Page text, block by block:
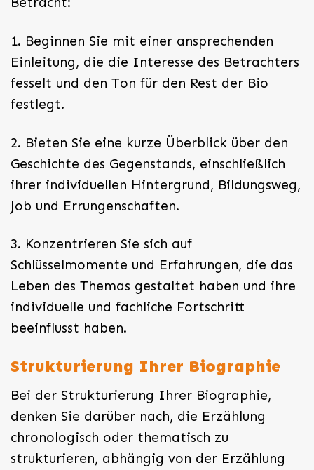
1. Beginnen Sie mit einer ansprechenden
Einleitung, die die Interesse des Betrachters
fesselt und den Ton für den Rest der Bio
festlegt.
2. Bieten Sie eine kurze Überblick über den
Geschichte des Gegenstands, einschließlich
ihrer individuellen Hintergrund, Bildungsweg,
Job und Errungenschaften.
3. Konzentrieren Sie sich auf
Schlüsselmomente und Erfahrungen, die das
Leben des Themas gestaltet haben und ihre
individuelle und fachliche Fortschritt
beeinflusst haben.
Strukturierung Ihrer Biographie
Bei der Strukturierung Ihrer Biographie,
denken Sie darüber nach, die Erzählung
chronologisch oder thematisch zu
strukturieren, abhängig von der Erzählung